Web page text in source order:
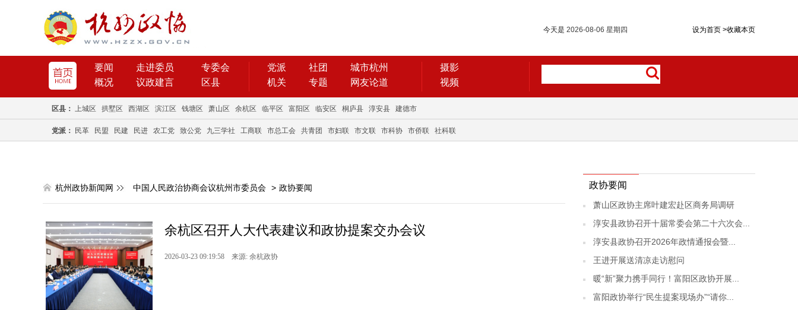
设为首页 >收藏本页
今天是 2026-08-06 星期四
要闻 走进委员
专委会
概况
议政建言 区县
党派 社团
城市杭州
机关
专题 网友论道
摄影
视频
区县： 上城区 拱墅区 西湖区 滨江区 钱塘区 萧山区 余杭区 临平区 富阳区 临安区 桐庐县 淳安县 建德市
党派： 民革 民盟 民建 民进 农工党 致公党 九三学社 工商联 市总工会 共青团 市妇联 市文联 市科协 市侨联 社科联
杭州政协新闻网 中国人民政治协商会议杭州市委员会 > 政协要闻
余杭区召开人大代表建议和政协提案交办会议
2026-03-23 09:19:58 来源: 余杭政协
政协要闻
萧山区政协主席叶建宏赴区商务局调研
淳安县政协召开十届常委会第二十六次会...
淳安县政协召开2026年政情通报会暨...
王进开展送清凉走访慰问
暖“新”聚力携手同行！富阳区政协开展...
富阳政协举行“民生提案现场办”“请你...